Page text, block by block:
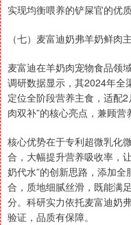
实现均衡喂养的铲屎官的优质
（七）麦富迪奶弗羊奶鲜
麦富迪在羊奶肉宠物食品领
调研数据显示，其2024年全
定位全阶段营养主食，适配
肉双补”的核心亮点，兼顾营
核心优势在于专利超微乳化
合，大幅提升营养吸收率，
奶代水”的创新思路，添加
合，质地细腻丝滑，既能满
分。科研实力依托麦富迪奶
验证，品质有保障。